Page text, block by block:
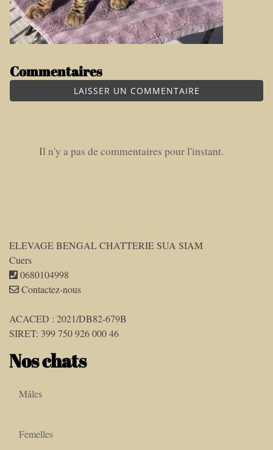
Commentaires
LAISSER UN COMMENTAIRE
Il n'y a pas de commentaires pour l'instant.
ELEVAGE BENGAL CHATTERIE SUA SIAM
Cuers
0680104998
Contactez-nous
ACACED : 2021/DB82-679B
SIRET: 399 750 926 000 46
Nos chats
Mâles
Femelles